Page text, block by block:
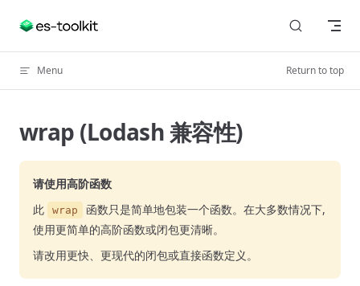
Skip to content
Menu Return to top
wrap (Lodash 兼容性)
请使用高阶函数
此
wrap
函数只是简单地包装一个函数。在大多数情况下,
使用更简单的高阶函数或闭包更清晰。
请改用更快、更现代的闭包或直接函数定义。